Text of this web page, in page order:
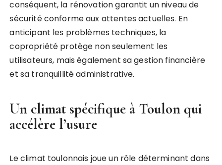
conséquent, la rénovation garantit un niveau de
sécurité conforme aux attentes actuelles. En
anticipant les problèmes techniques, la
copropriété protège non seulement les
utilisateurs, mais également sa gestion financière
et sa tranquillité administrative.
Un climat spécifique à Toulon qui
accélère l’usure
Le climat toulonnais joue un rôle déterminant dans